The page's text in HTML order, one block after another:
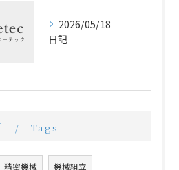
2026/05/18
日記
Tags
精密機械 機械組立